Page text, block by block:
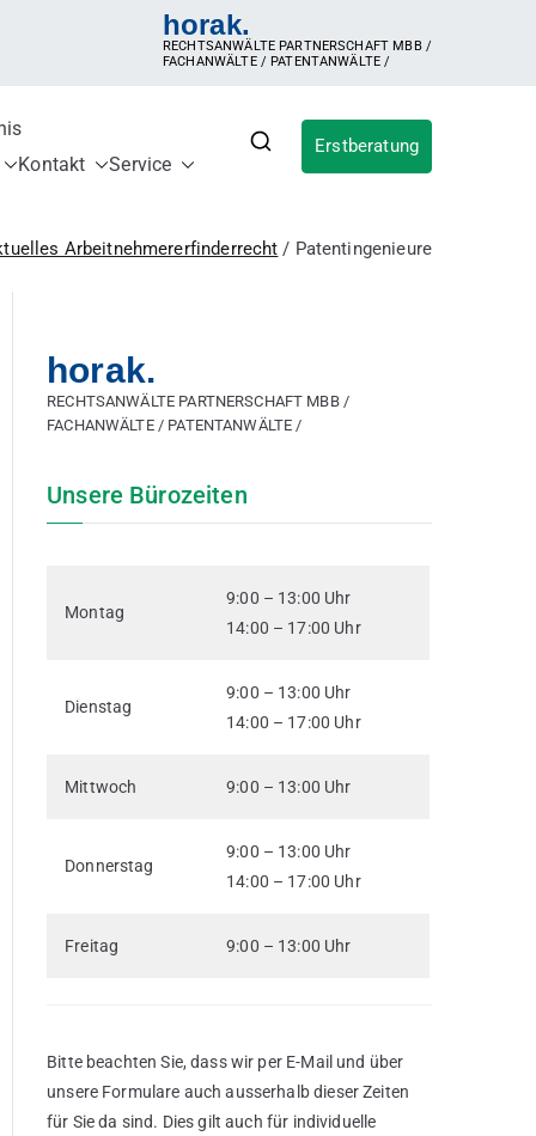
horak.
RECHTSANWÄLTE PARTNERSCHAFT MBB /
FACHANWÄLTE / PATENTANWÄLTE /
IP
Inanspruchnahme der Erfindung,
Kontakt Service
Erstberatung
Arbeitnehmererfinderrecht Patentingenieure
horak.
RECHTSANWÄLTE PARTNERSCHAFT MBB /
FACHANWÄLTE / PATENTANWÄLTE /
Unsere Bürozeiten
Montag
9:00 – 13:00 Uhr
14:00 – 17:00 Uhr
Dienstag
9:00 – 13:00 Uhr
14:00 – 17:00 Uhr
Mittwoch 9:00 – 13:00 Uhr
Donnerstag
9:00 – 13:00 Uhr
14:00 – 17:00 Uhr
Freitag 9:00 – 13:00 Uhr
Bitte beachten Sie, dass wir per E-Mail und über
unsere Formulare auch ausserhalb dieser Zeiten
für Sie da sind. Dies gilt auch für individuelle